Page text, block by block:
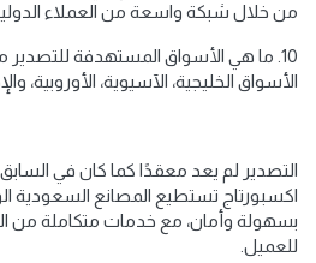
من خلال شبكة واسعة من العملاء
10. ما هي الأسواق المستهدفة للتصدير من السعودية؟
الأسواق الخليجية، الآسيوية، الأوروبية،
التصدير لم يعد معقدًا كما كان في
اكسبورتاج تستطيع المصانع السعودية
بسهولة وأمان، مع خدمات متكاملة من
للعميل.